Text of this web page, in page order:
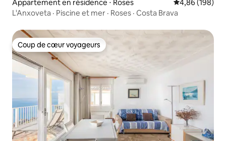
Appartement en résidence ⋅ Roses Évaluation
4,86 (198)
L'Anxoveta · Piscine et mer · Roses · Costa Brava
Coup de cœur voyageurs
Coup de cœur voyageurs